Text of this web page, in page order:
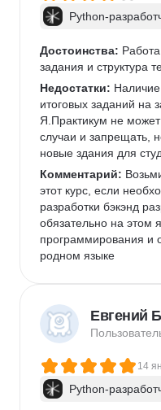
Python-
Достоинства:
задания и структура
Недостатки:
итоговых заданий на
Я.Практикум не
случаи и запрещать,
новые здания для
Комментарий:
этот курс, если
разработки бэкэнд
обязательно на этом
программирования
родном языке
Евгений Б
14
Python-